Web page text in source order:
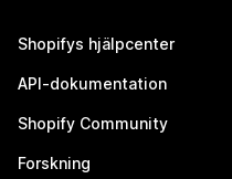
Shopifys hjälpcenter
API-dokumentation
Shopify Community
Forskning